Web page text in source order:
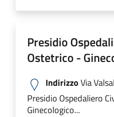
Presidio
Ostetrico -
IndirizzoVia
Presidio Ospedaliero
Ginecologico...